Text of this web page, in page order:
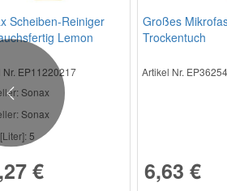
Scheiben-Reiniger
Lemon
l
Nr. EP11220217
: Sonax
Sonax
5
€
Großes
Trockentuch
Artikel Nr.
6,63 €
Previous